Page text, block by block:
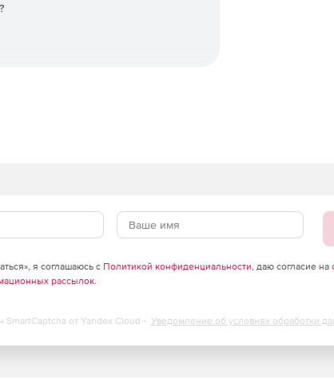
я соглашаюсь с Политикой конфиденциальности, даю согласие на
рассылок.
SmartCaptcha от Yandex Cloud - Уведомление об условиях обработки